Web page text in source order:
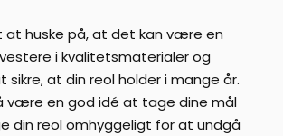
at huske på, at det kan være en
i kvalitetsmaterialer og
at din reol holder i mange år.
være en god idé at tage dine mål
din reol omhyggeligt for at undgå